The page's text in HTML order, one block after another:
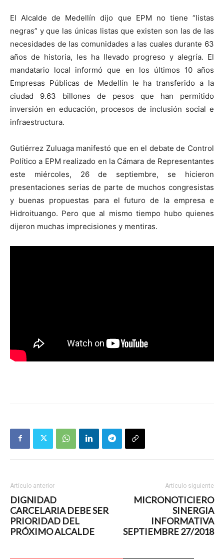
El Alcalde de Medellín dijo que EPM no tiene “listas
negras” y que las únicas listas que existen son las de las
necesidades de las comunidades a las cuales durante 63
años de historia, les ha llevado progreso y alegría. El
mandatario local informó que en los últimos 10 años
Empresas Públicas de Medellín le ha transferido a la
ciudad 9.63 billones de pesos que han permitido
inversión en educación, procesos de inclusión social e
infraestructura.
Gutiérrez Zuluaga manifestó que en el debate de Control
Político a EPM realizado en la Cámara de Representantes
este miércoles, 26 de septiembre, se hicieron
presentaciones serias de parte de muchos congresistas
y buenas propuestas para el futuro de la empresa e
Hidroituango. Pero que al mismo tiempo hubo quienes
dijeron muchas imprecisiones y mentiras.
Artículo anterior
DIGNIDAD
CARCELARIA DEBE SER
PRIORIDAD DEL
PRÓXIMO ALCALDE
Artículo siguiente
MICRONOTICIERO
SINERGIA
INFORMATIVA
SEPTIEMBRE 27/2018